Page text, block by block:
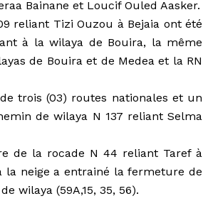
Bainane et Loucif Ouled Aasker.
reliant Tizi Ouzou à Bejaia ont été
à la wilaya de Bouira, la même
de Bouira et de Medea et la RN
trois (03) routes nationales et un
de wilaya N 137 reliant Selma
de la rocade N 44 reliant Taref à
la neige a entrainé la fermeture de
wilaya (59A,15, 35, 56).